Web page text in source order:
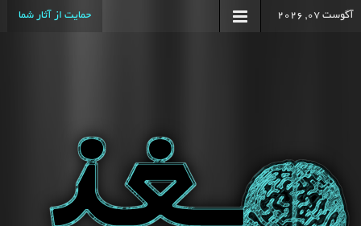
آگوست 07, 2026 حمایت از آثار شما